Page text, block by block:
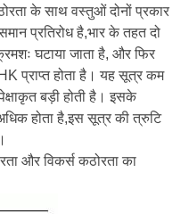
के साथ वस्तुओं दोनों प्रकार
प्रतिरोध है,भार के तहत दो
घटाया जाता है, और फिर
प्राप्त होता है। यह सूत्र कम
बड़ी होती है। इसके
होता है,इस सूत्र की त्रुटि
और विकर्स कठोरता का